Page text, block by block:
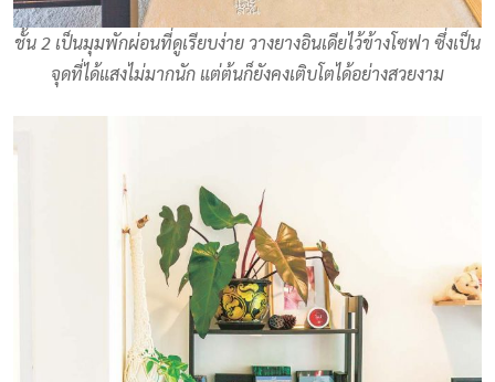
ชั้น 2 เป็นมุมพักผ่อนที่ดูเรียบง่าย วางยางอินเดียไว้ข้างโซฟา ซึ่งเป็น
จุดที่ได้แสงไม่มากนัก แต่ต้นก็ยังคงเติบโตได้อย่างสวยงาม